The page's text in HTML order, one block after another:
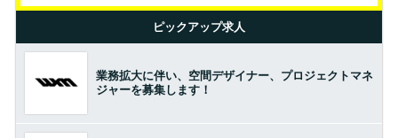
ピックアップ求人
業務拡大に伴い、空間デザイナー、プロジェクトマネ
ジャーを募集します！